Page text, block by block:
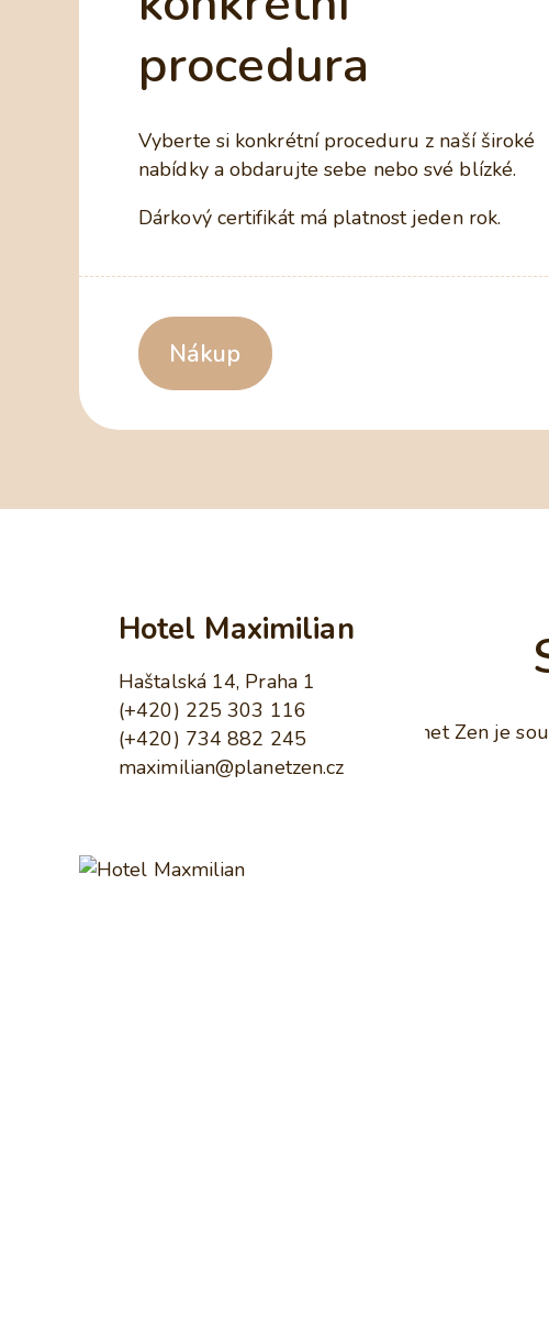
procedura
Vyberte si konkrétní proceduru z naší široké
nabídky a obdarujte sebe nebo své blízké.
Dárkový certifikát má platnost jeden rok.
Nákup
Studio Planet Zen je
Hotel Maximilian
Haštalská 14, Praha 1
(+420) 225 303 116
(+420) 734 882 245
maximilian@planetzen.cz